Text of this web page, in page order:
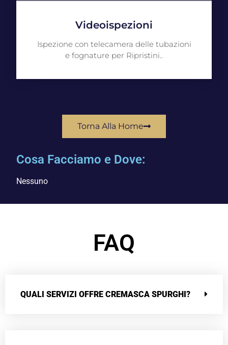
Videoispezioni
Ispezione con telecamera delle tubazioni
e fognature per Ripristini..
Torna Alla Home
Cosa Facciamo e Dove:
Nessuno
FAQ
QUALI SERVIZI OFFRE CREMASCA SPURGHI?